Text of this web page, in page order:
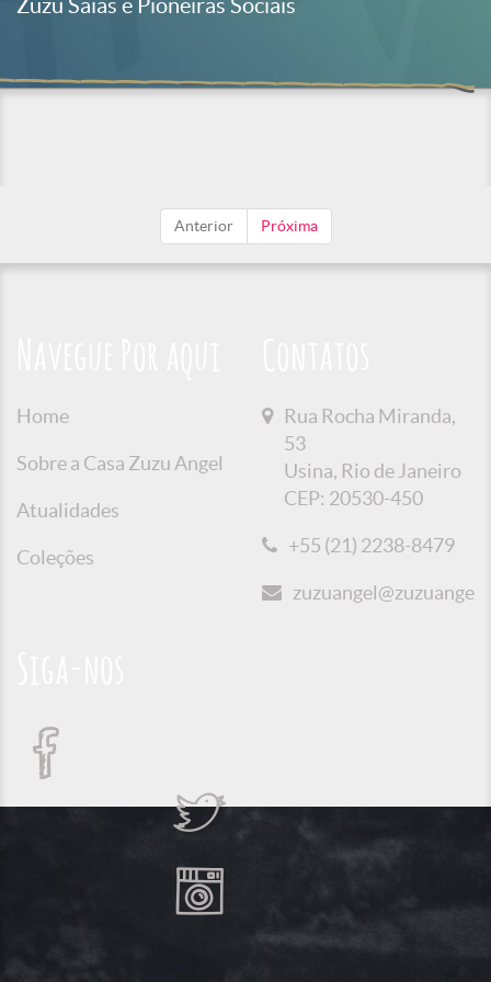
Zuzu Saias e Pioneiras Sociais
Anterior Próxima
Home
Sobre a Casa Zuzu Angel
Atualidades
Coleções
Rua Rocha Miranda,
53
Usina, Rio de Janeiro
CEP: 20530-450
+55 (21) 2238-8479